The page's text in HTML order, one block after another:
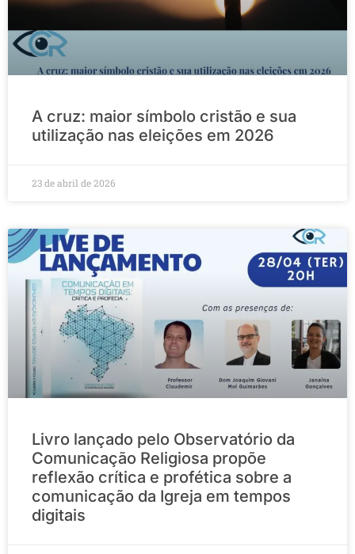
A cruz: maior símbolo cristão e sua
utilização nas eleições em 2026
23 de abril de 2026
Livro lançado pelo Observatório da
Comunicação Religiosa propõe
reflexão crítica e profética sobre a
comunicação da Igreja em tempos
digitais